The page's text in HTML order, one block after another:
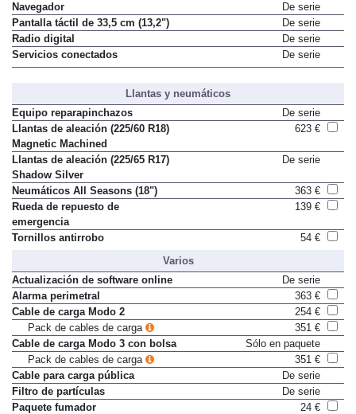
Navegador
De serie
Pantalla táctil de 33,5 cm (13,2")
De serie
Radio digital
De serie
Servicios conectados
De serie
Llantas y neumáticos
Equipo reparapinchazos
De serie
Llantas de aleación (225/60 R18)
Magnetic Machined
623 €
Llantas de aleación (225/65 R17)
Shadow Silver
De serie
Neumáticos All Seasons (18")
363 €
Rueda de repuesto de
emergencia
139 €
Tornillos antirrobo
54 €
Varios
Actualización de software online
De serie
Alarma perimetral
363 €
Cable de carga Modo 2
254 €
Pack de cables de carga
351 €
Cable de carga Modo 3 con bolsa
Sólo en paquete
Pack de cables de carga
351 €
Cable para carga pública
De serie
Filtro de partículas
De serie
Paquete fumador
24 €